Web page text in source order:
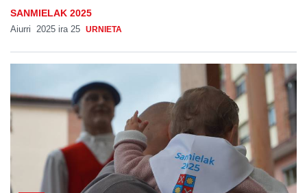
SANMIELAK 2025
Aiurri 2025 ira 25 URNIETA